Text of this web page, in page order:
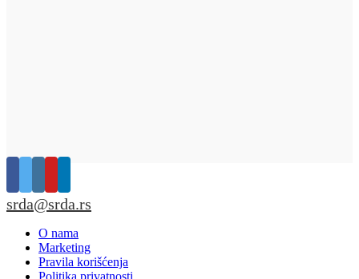
srda@srda.rs
O nama
Marketing
Pravila korišćenja
Politika privatnosti